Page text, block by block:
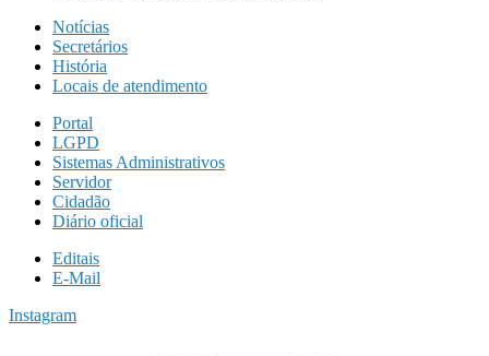
Notícias
Secretários
História
Locais de atendimento
Portal
LGPD
Sistemas Administrativos
Servidor
Cidadão
Diário oficial
Editais
E-Mail
Instagram